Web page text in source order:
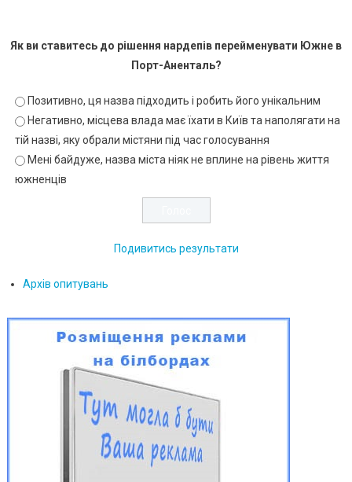
Як ви ставитесь до рішення нардепів перейменувати Южне в
Порт-Аненталь?
Позитивно, ця назва підходить і робить його унікальним
Негативно, місцева влада має їхати в Київ та наполягати на
тій назві, яку обрали містяни під час голосування
Мені байдуже, назва міста ніяк не вплине на рівень життя
южненців
Подивитись результати
Архів опитувань